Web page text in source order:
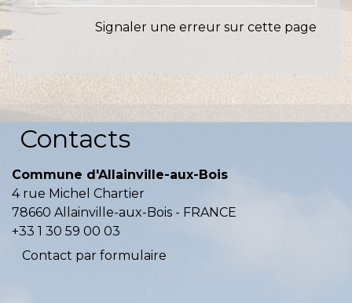
Signaler une erreur sur cette page
Contacts
Commune d'Allainville-aux-Bois
4 rue Michel Chartier
78660 Allainville-aux-Bois - FRANCE
+33 1 30 59 00 03
Contact par formulaire